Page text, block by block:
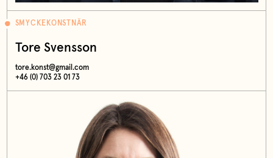
SMYCKEKONSTNÄR
Tore Svensson
tore.konst@gmail.com
+46 (0) 703 23 01 73